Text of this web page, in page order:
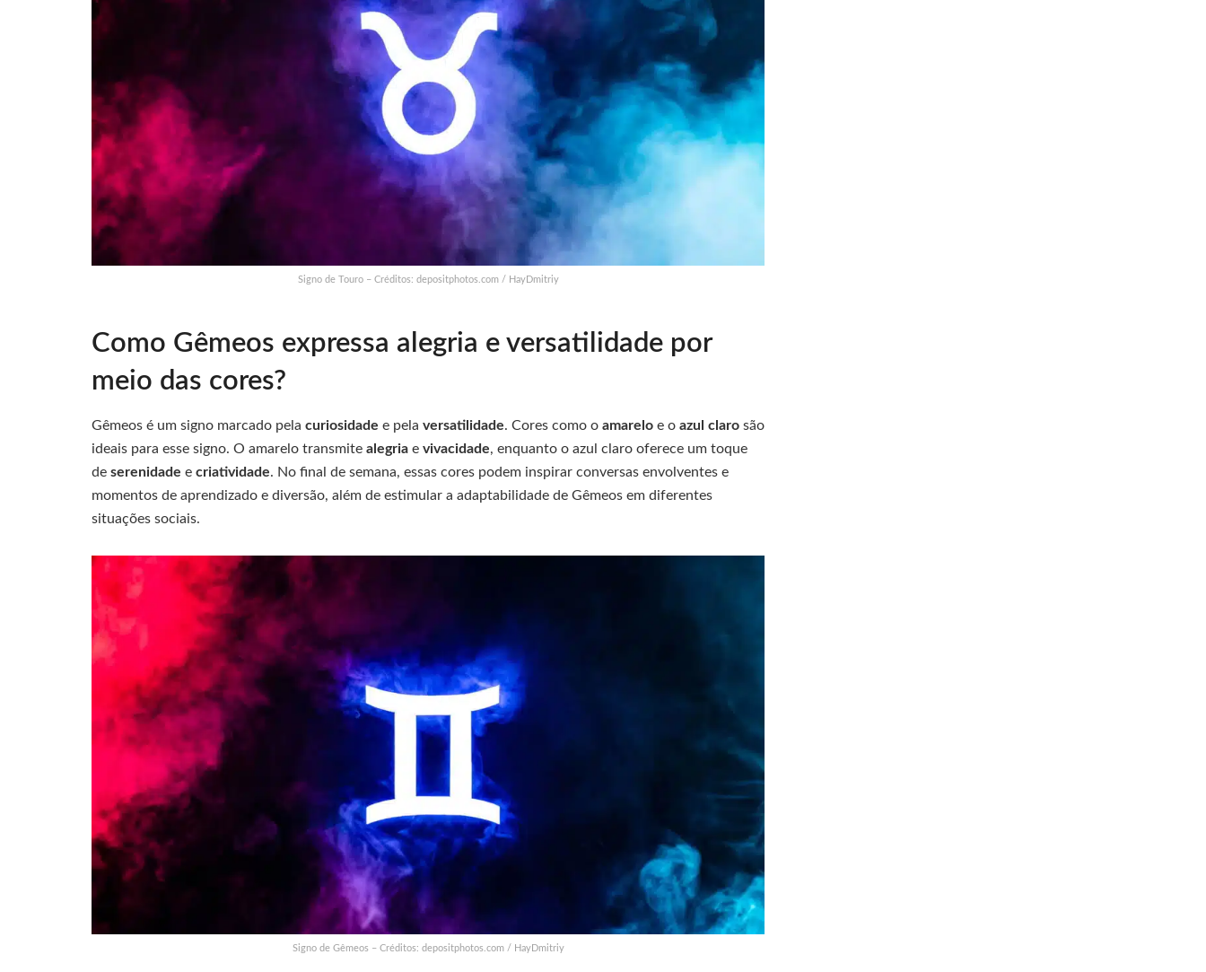
Signo de Touro – Créditos: depositphotos.com / HayDmitriy
Como Gêmeos expressa alegria e versatilidade por
meio das cores?
Gêmeos é um signo marcado pela curiosidade e pela versatilidade. Cores como o amarelo e o azul claro são
ideais para esse signo. O amarelo transmite alegria e vivacidade, enquanto o azul claro oferece um toque
de serenidade e criatividade. No final de semana, essas cores podem inspirar conversas envolventes e
momentos de aprendizado e diversão, além de estimular a adaptabilidade de Gêmeos em diferentes
situações sociais.
Signo de Gêmeos – Créditos: depositphotos.com / HayDmitriy